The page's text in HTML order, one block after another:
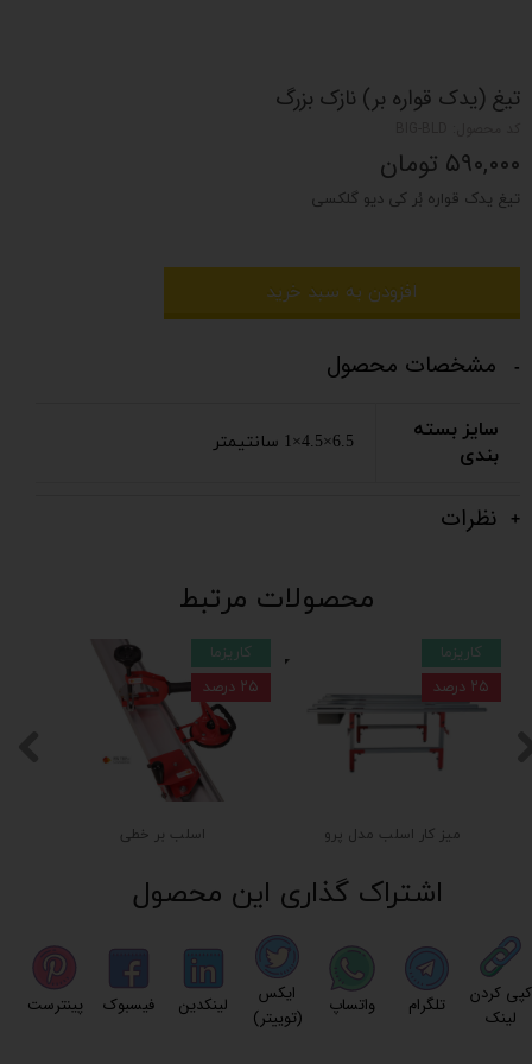
تیغ (یدک قواره بر) نازک بزرگ
۵۹۰,۰۰۰ تومان
تیغ یدک قواره بُر کی دیو گلکسی
افزودن به سبد خرید
مشخصات محصول
سایز بسته
بندی
6.5×4.5×1 سانتیمتر
نظرات
اسلب بر خطی
کاریزما
۲۵ درصد
میز کار اسلب مدل پرو
کاریزما
۲۵ درصد
کپی کردن
لینک
تلگرام واتساپ
ایکس
(توییتر)
لینکدین فیسبوک پینترست
محصولات مرتبط
اشتراک گذاری این محصول